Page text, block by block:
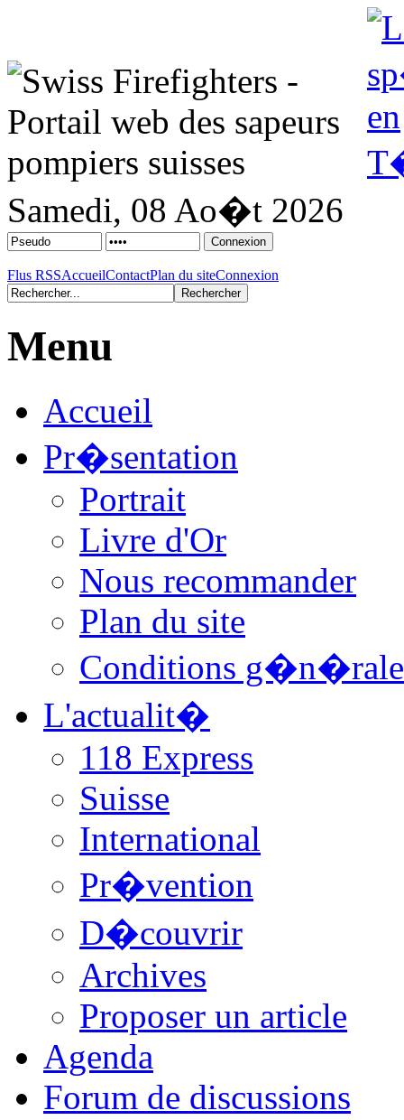
Samedi, 08 Ao�t 2026
Flus RSSAccueilContactPlan du siteConnexion
Menu
Accueil
Pr�sentation
Portrait
Livre d'Or
Nous recommander
Plan du site
Conditions
L'actualit�
118 Express
Suisse
International
Pr�vention
D�couvrir
Archives
Proposer un article
Agenda
Forum de discussions